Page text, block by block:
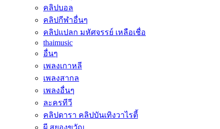
คลิปบอล
คลิปกีฬาอื่นๆ
คลิปแปลก มหัศจรรย์ เหลือเชื่อ
thaimusic
อื่นๆ
เพลงเกาหลี
เพลงสากล
เพลงอื่นๆ
ละครทีวี
คลิปดารา คลิปบันเทิงวาไรตี้
ผี สยองขวัญ